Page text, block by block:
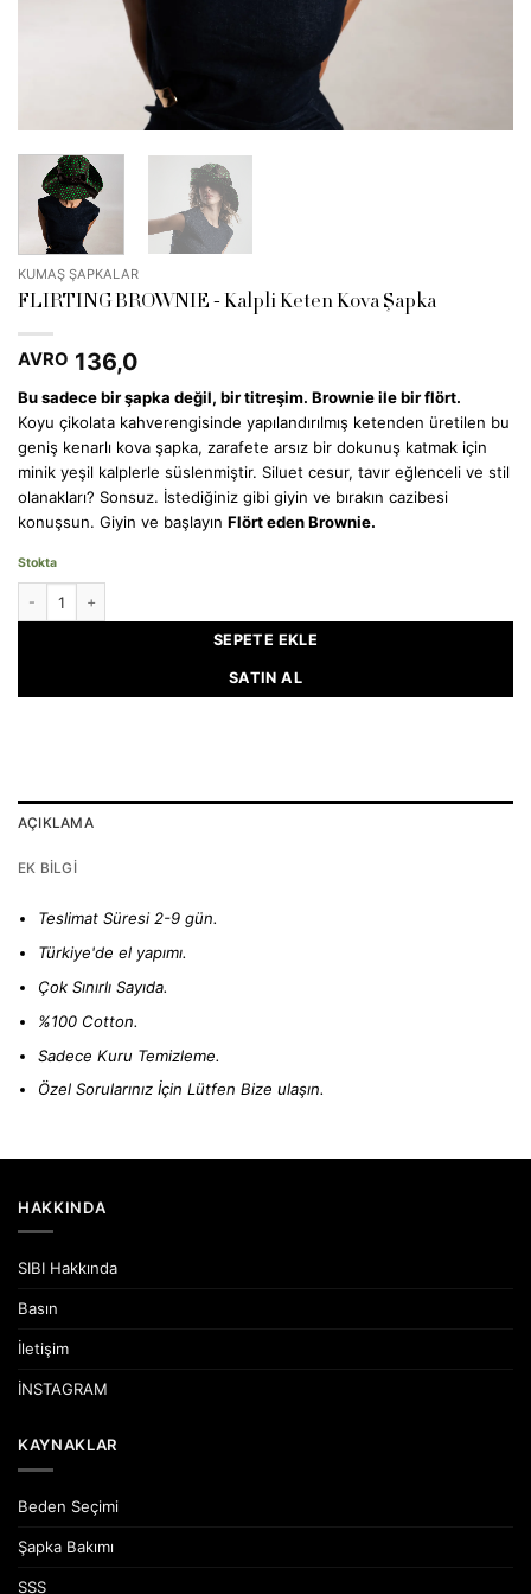
KUMAŞ ŞAPKALAR
FLIRTING BROWNIE - Kalpli Keten Kova Şapka
AVRO 136,0
Bu sadece bir şapka değil, bir titreşim. Brownie ile bir flört.
Koyu çikolata kahverengisinde yapılandırılmış ketenden üretilen bu
geniş kenarlı kova şapka, zarafete arsız bir dokunuş katmak için
minik yeşil kalplerle süslenmiştir. Siluet cesur, tavır eğlenceli ve stil
olanakları? Sonsuz. İstediğiniz gibi giyin ve bırakın cazibesi
konuşsun. Giyin ve başlayın Flört eden Brownie.
Stokta
SEPETE EKLE
SATIN AL
AÇIKLAMA
EK BILGI
Teslimat Süresi 2-9 gün.
Türkiye'de el yapımı.
Çok Sınırlı Sayıda.
%100 Cotton.
Sadece Kuru Temizleme.
Özel Sorularınız İçin LütfenBize ulaşın.
HAKKINDA
SIBI Hakkında
Basın
İletişim
İNSTAGRAM
KAYNAKLAR
Beden Seçimi
Şapka Bakımı
SSS